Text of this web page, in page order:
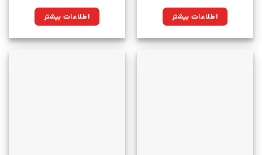
اطلاعات بیشتر اطلاعات بیشتر